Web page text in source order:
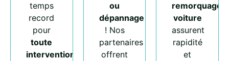
temps
record
pour
toute
intervention
ou
dépannage
! Nos
partenaires
offrent
remorquage
voiture
assurent
rapidité
et